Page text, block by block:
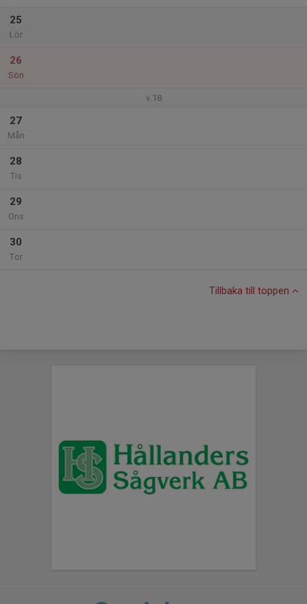
25
Lör
26
Sön
v.18
27
Mån
28
Tis
29
Ons
30
Tor
Tillbaka till toppen